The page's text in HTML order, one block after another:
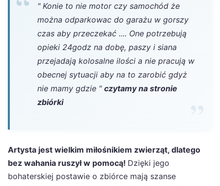
" Konie to nie motor czy samochód że
można odparkowac do garażu w gorszy
czas aby przeczekać .... One potrzebują
opieki 24godz na dobę, paszy i siana
przejadają kolosalne ilości a nie pracują w
obecnej sytuacji aby na to zarobić gdyż
nie mamy gdzie " czytamy na stronie
zbiórki
Artysta jest wielkim miłośnikiem zwierząt, dlatego
bez wahania ruszył w pomocą! Dzięki jego
bohaterskiej postawie o zbiórce mają szanse